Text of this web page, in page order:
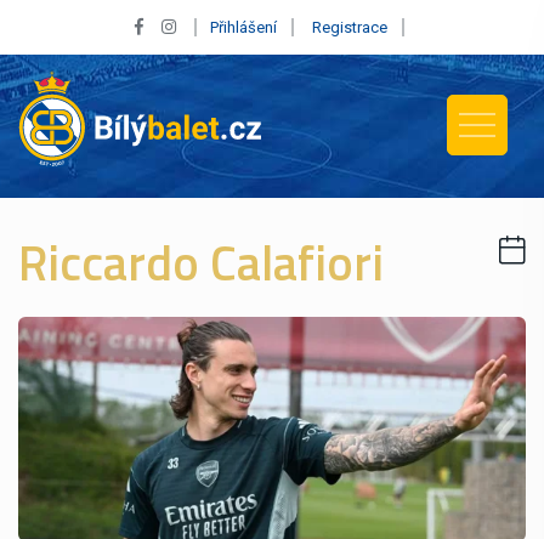
Přihlášení Registrace
Riccardo Calafiori